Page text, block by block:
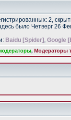
2,
было Четверг 26
Baidu [Spider] , Google
, Модераторы